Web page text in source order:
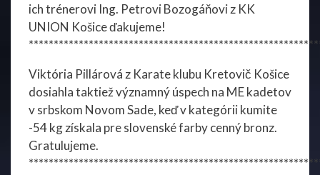
ich trénerovi Ing. Petrovi Bozogáňovi z KK
UNION Košice ďakujeme!
Viktória Pillárová z Karate klubu Kretovič Košice
dosiahla taktiež významný úspech na ME kadetov
v srbskom Novom Sade, keď v kategórii kumite
-54 kg získala pre slovenské farby cenný bronz.
Gratulujeme.